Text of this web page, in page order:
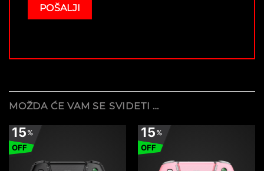
MOŽDA ĆE VAM SE SVIDETI …
15%
OFF
15%
OFF